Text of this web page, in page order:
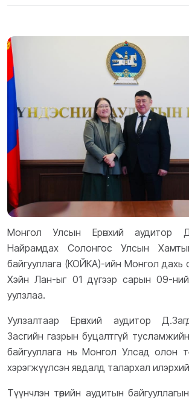
Монгол Улсын Ерөнхий аудитор
Найрамдах Солонгос Улсын
байгууллага (КОЙКА)-ийн Монгол дахь
Хэйн Лан-ыг 01 дүгээр сарын 09-ний
уулзлаа.
Уулзалтаар Ерөнхий аудитор
Засгийн газрын буцалтгүй
байгууллага нь Монгол Улсад олон
хэрэгжүүлсэн явдалд талархал
Түүнчлэн төрийн аудитын